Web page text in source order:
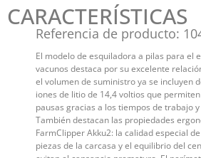
CARACTERÍSTICAS
Referencia de producto:
El modelo de esquiladora a pilas para el
vacunos destaca por su excelente
el volumen de suministro ya se incluyen
iones de litio de 14,4 voltios que
pausas gracias a los tiempos de trabajo
También destacan las propiedades
FarmClipper Akku2: la calidad especial
piezas de la carcasa y el equilibrio del